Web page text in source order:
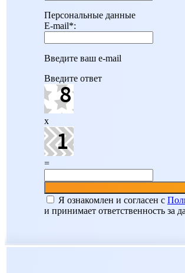
Персональные данные
E-mail*:
Введите ваш e-mail
Введите ответ
x
=
Я ознакомлен и согласен c
и принимает ответственность за